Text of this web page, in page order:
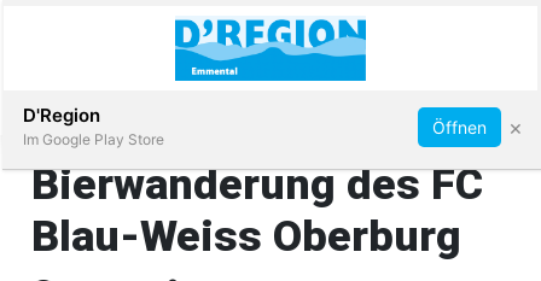
Immobilien
Abonnieren
Bierwanderung des FC
Blau-Weiss Oberburg
D'Region
Im Google Play Store
Öffnen ×